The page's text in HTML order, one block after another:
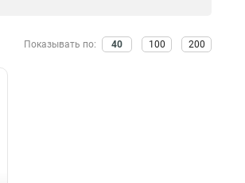
Показывать по: 40 100 200